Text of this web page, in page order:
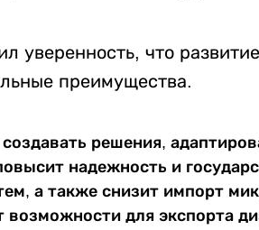
уверенность, что
преимущества.
решения,
надежность и
а также снизит импорт
возможности для экспорта